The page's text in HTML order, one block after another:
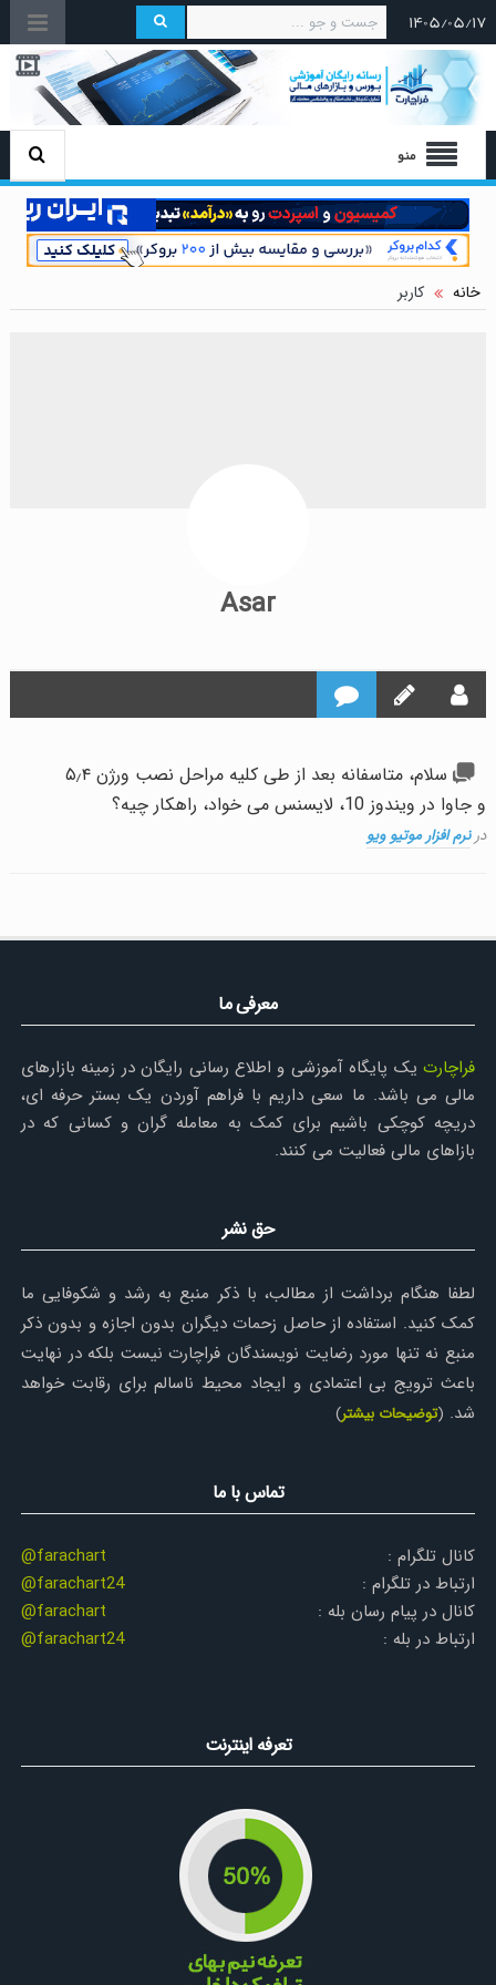
۱۴۰۵/۰۵/۱۷
منو
خانه کاربر
Asar
سلام، متاسفانه بعد از طی کلیه مراحل نصب ورژن ۵٫۴
و جاوا در ویندوز 10، لایسنس می خواد، راهکار چیه؟
درنرم افزار موتیو ویو
معرفی ما
فراچارتیک پایگاه آموزشی و اطلاع رسانی رایگان در زمینه بازارهای
مالی می باشد. ما سعی داریم با فراهم آوردن یک بستر حرفه ای،
دریچه کوچکی باشیم برای کمک به معامله گران و کسانی که در
بازاهای مالی فعالیت می کنند.
حق نشر
لطفا هنگام برداشت از مطالب، با ذکر منبع به رشد و شکوفایی ما
کمک کنید. استفاده از حاصل زحمات دیگران بدون اجازه و بدون ذکر
منبع نه تنها مورد رضایت نویسندگان فراچارت نیست بلکه در نهایت
باعث ترویج بی اعتمادی و ایجاد محیط ناسالم برای رقابت خواهد
شد. (توضیحات بیشتر)
تماس با ما
کانال تلگرام :
@farachart
ارتباط در تلگرام :
@farachart24
کانال در پیام رسان بله :
@farachart
ارتباط در بله :
@farachart24
تعرفه اینترنت